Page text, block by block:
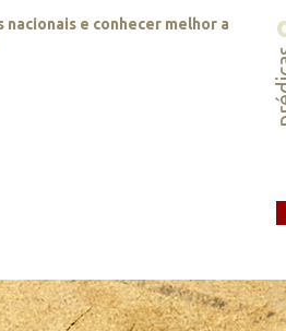
e conhecer melhor a